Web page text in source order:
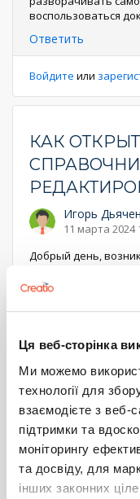
Ця веб-сторінка
Ми можемо
технології для
взаємодієте з веб-
підтримки та
моніторингу
та досвіду, для
інших законних
воспользоваться
Ответить
Войдите или
КАК
Игорь
11 марта 2024
Добрый день,
открывает страницу
том, что он
вызывать этот
В... Еще
0
Игорь